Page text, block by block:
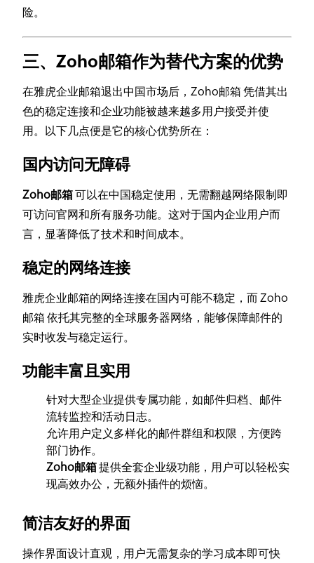
险。
三、Zoho邮箱作为替代方案的优势
在雅虎企业邮箱退出中国市场后，Zoho邮箱 凭借其出
色的稳定连接和企业功能被越来越多用户接受并使
用。以下几点便是它的核心优势所在：
国内访问无障碍
Zoho邮箱可以在中国稳定使用，无需翻越网络限制即
可访问官网和所有服务功能。这对于国内企业用户而
言，显著降低了技术和时间成本。
稳定的网络连接
雅虎企业邮箱的网络连接在国内可能不稳定，而 Zoho
邮箱 依托其完整的全球服务器网络，能够保障邮件的
实时收发与稳定运行。
功能丰富且实用
针对大型企业提供专属功能，如邮件归档、邮件
流转监控和活动日志。
允许用户定义多样化的邮件群组和权限，方便跨
部门协作。
Zoho邮箱提供全套企业级功能，用户可以轻松实
现高效办公，无额外插件的烦恼。
简洁友好的界面
操作界面设计直观，用户无需复杂的学习成本即可快